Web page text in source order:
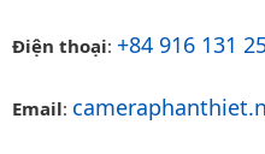
Điện thoại: +84 916 131
Email: